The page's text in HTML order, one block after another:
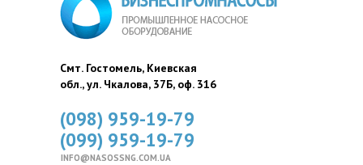
Смт. Гостомель, Киевская
обл., ул. Чкалова, 37Б, оф. 316
(098) 959-19-79
(099) 959-19-79
INFO@NASOSSNG.COM.UA